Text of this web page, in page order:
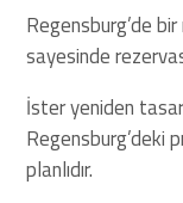
Regensburg’de
sayesinde
İster yeniden
Regensburg’deki
planlıdır.